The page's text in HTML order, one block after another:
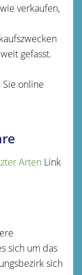
verkaufen,
gefasst.
online
Arten Link
sich um das
sich